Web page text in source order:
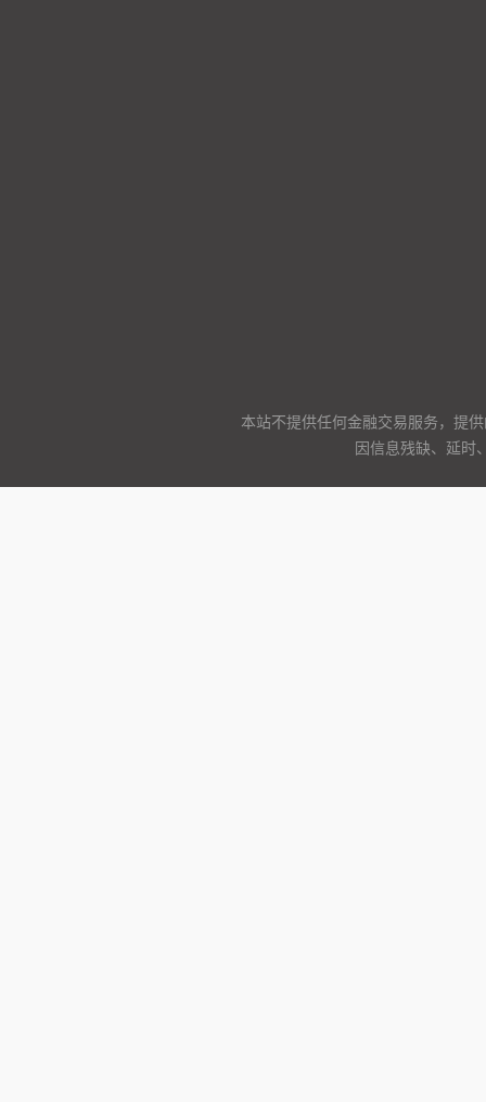
本站不提供任何金融交易服务，提
因信息残缺、延时